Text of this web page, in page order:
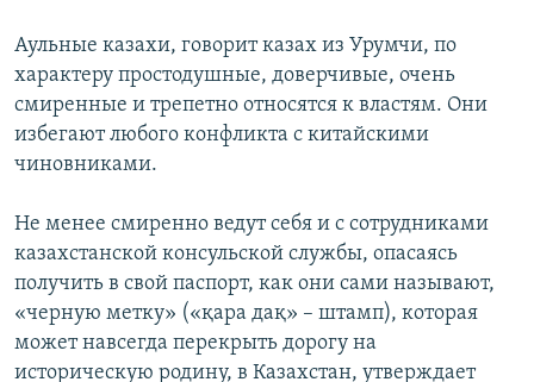
Аульные казахи, говорит казах из Урумчи, по
характеру простодушные, доверчивые, очень
смиренные и трепетно относятся к властям. Они
избегают любого конфликта с китайскими
чиновниками.
Не менее смиренно ведут себя и с сотрудниками
казахстанской консульской службы, опасаясь
получить в свой паспорт, как они сами называют,
«черную метку» («қара дақ» – штамп), которая
может навсегда перекрыть дорогу на
историческую родину, в Казахстан, утверждает